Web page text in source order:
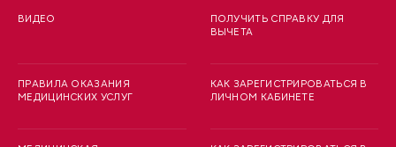
ВИДЕО
ПРАВИЛА ОКАЗАНИЯ
МЕДИЦИНСКИХ УСЛУГ
ПОЛУЧИТЬ СПРАВКУ ДЛЯ
ВЫЧЕТА
КАК ЗАРЕГИСТРИРОВАТЬСЯ В
ЛИЧНОМ КАБИНЕТЕ